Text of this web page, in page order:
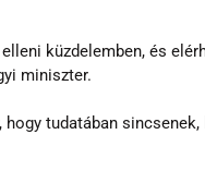
küzdelemben, és
miniszter.
tudatában